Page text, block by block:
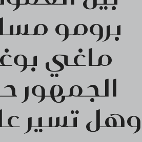
برومو
ماغي
الجمهور
وهل تسير